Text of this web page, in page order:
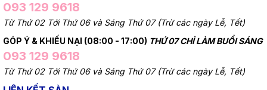
093 129 9618
Từ Thứ 02 Tới Thứ 06 và Sáng Thứ 07 (Trừ các ngày Lễ, Tết)
GÓP Ý & KHIẾU NẠI (08:00 - 17:00) THỨ 07 CHỈ LÀM BUỔI SÁNG
093 129 9618
Từ Thứ 02 Tới Thứ 06 và Sáng Thứ 07 (Trừ các ngày Lễ, Tết)